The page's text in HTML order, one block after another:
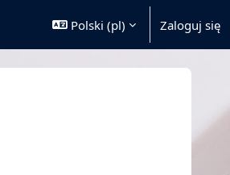
Polski ‎(pl)‎ Zaloguj się